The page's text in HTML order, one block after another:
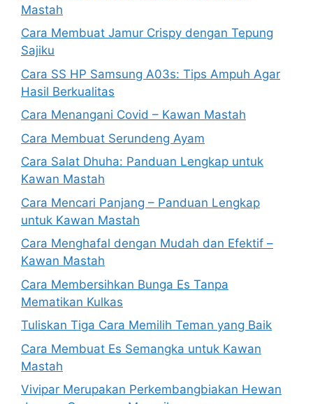
Mastah
Cara Membuat Jamur Crispy dengan Tepung
Sajiku
Cara SS HP Samsung A03s: Tips Ampuh Agar
Hasil Berkualitas
Cara Menangani Covid – Kawan Mastah
Cara Membuat Serundeng Ayam
Cara Salat Dhuha: Panduan Lengkap untuk
Kawan Mastah
Cara Mencari Panjang – Panduan Lengkap
untuk Kawan Mastah
Cara Menghafal dengan Mudah dan Efektif –
Kawan Mastah
Cara Membersihkan Bunga Es Tanpa
Mematikan Kulkas
Tuliskan Tiga Cara Memilih Teman yang Baik
Cara Membuat Es Semangka untuk Kawan
Mastah
Vivipar Merupakan Perkembangbiakan Hewan